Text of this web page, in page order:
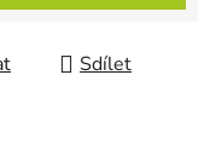
Sdílet